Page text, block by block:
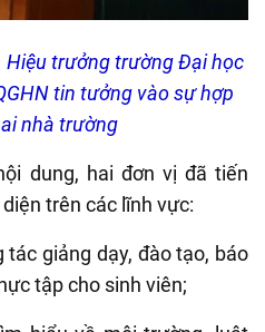
Hiệu trưởng trường Đại học
tin tưởng vào sự hợp
nhà trường
dung, hai đơn vị đã tiến
trên các lĩnh vực:
giảng dạy, đào tạo, báo
tập cho sinh viên;